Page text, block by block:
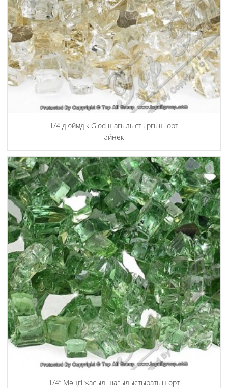
1/4 дюймдік Glod шағылыстырғыш өрт
әйнек
1/4” Мәңгі жасыл шағылыстыратын өрт